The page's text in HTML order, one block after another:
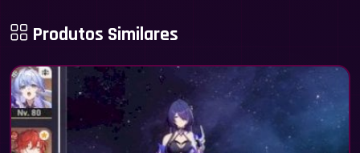
Produtos Similares